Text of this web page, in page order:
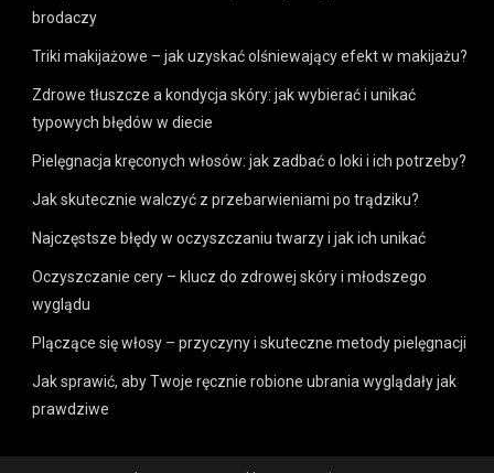
brodaczy
Triki makijażowe – jak uzyskać olśniewający efekt w makijażu?
Zdrowe tłuszcze a kondycja skóry: jak wybierać i unikać
typowych błędów w diecie
Pielęgnacja kręconych włosów: jak zadbać o loki i ich potrzeby?
Jak skutecznie walczyć z przebarwieniami po trądziku?
Najczęstsze błędy w oczyszczaniu twarzy i jak ich unikać
Oczyszczanie cery – klucz do zdrowej skóry i młodszego
wyglądu
Plączące się włosy – przyczyny i skuteczne metody pielęgnacji
Jak sprawić, aby Twoje ręcznie robione ubrania wyglądały jak
prawdziwe